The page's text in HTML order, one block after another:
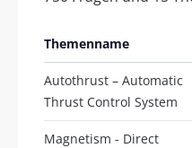
Themenname
Autothrust – Automatic
Thrust Control System
Magnetism - Direct